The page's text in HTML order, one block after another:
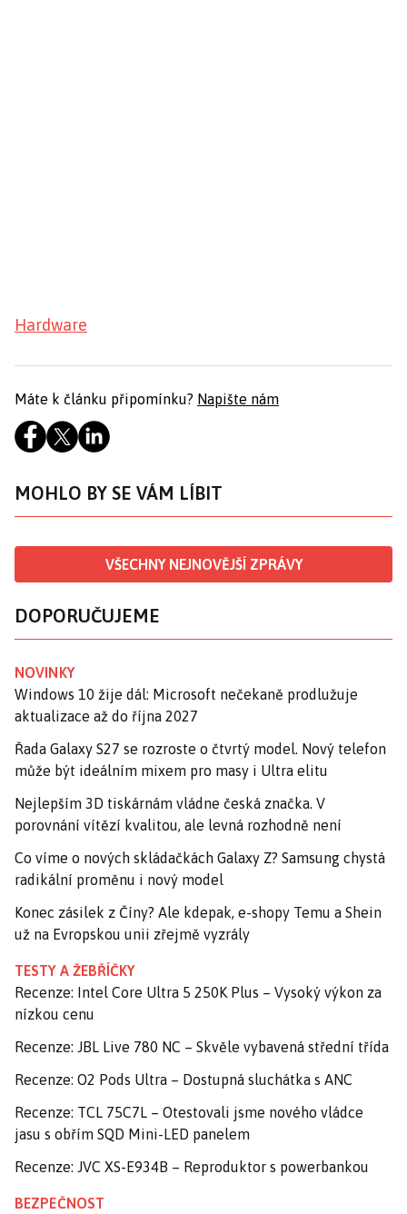
Hardware
Máte k článku připomínku? Napište nám
MOHLO BY SE VÁM LÍBIT
VŠECHNY NEJNOVĚJŠÍ ZPRÁVY
DOPORUČUJEME
NOVINKY
Windows 10 žije dál: Microsoft nečekaně prodlužuje
aktualizace až do října 2027
Řada Galaxy S27 se rozroste o čtvrtý model. Nový telefon
může být ideálním mixem pro masy i Ultra elitu
Nejlepším 3D tiskárnám vládne česká značka. V
porovnání vítězí kvalitou, ale levná rozhodně není
Co víme o nových skládačkách Galaxy Z? Samsung chystá
radikální proměnu i nový model
Konec zásilek z Číny? Ale kdepak, e-shopy Temu a Shein
už na Evropskou unii zřejmě vyzrály
TESTY A ŽEBŘÍČKY
Recenze: Intel Core Ultra 5 250K Plus – Vysoký výkon za
nízkou cenu
Recenze: JBL Live 780 NC – Skvěle vybavená střední třída
Recenze: O2 Pods Ultra – Dostupná sluchátka s ANC
Recenze: TCL 75C7L – Otestovali jsme nového vládce
jasu s obřím SQD Mini-LED panelem
Recenze: JVC XS-E934B – Reproduktor s powerbankou
BEZPEČNOST